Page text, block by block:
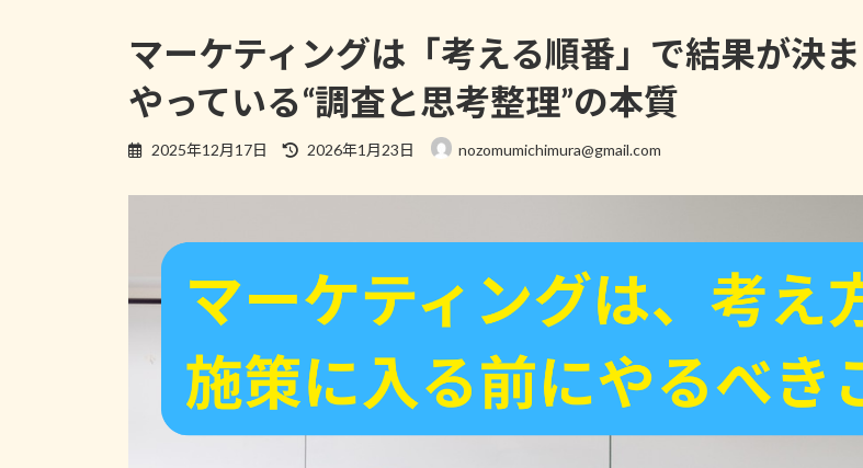
マーケティングは「考える順番」で結果が決ま
やっている“調査と思考整理”の本質
2025年12月17日
最
2026年1月23日 nozomumichimura@gmail.com